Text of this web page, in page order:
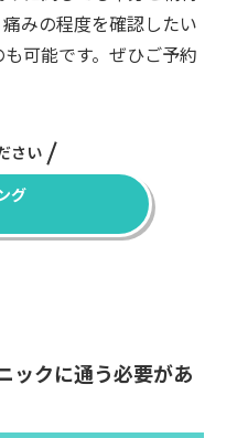
みの程度を確認したい
可能です。ぜひご予約
さい
グ
ックに通う必要があ